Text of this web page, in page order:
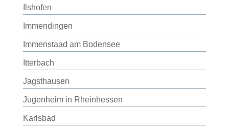
Ilshofen
Immendingen
Immenstaad am Bodensee
Itterbach
Jagsthausen
Jugenheim in Rheinhessen
Karlsbad